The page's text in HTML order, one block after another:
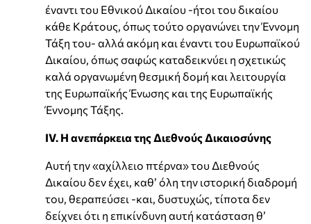
έναντι του Εθνικού Δικαίου -ήτοι του δικαίου
κάθε Κράτους, όπως τούτο οργανώνει την Έννομη
Τάξη του- αλλά ακόμη και έναντι του Ευρωπαϊκού
Δικαίου, όπως σαφώς καταδεικνύει η σχετικώς
καλά οργανωμένη θεσμική δομή και λειτουργία
της Ευρωπαϊκής Ένωσης και της Ευρωπαϊκής
Έννομης Τάξης.
IV. Η ανεπάρκεια της Διεθνούς Δικαιοσύνης
Αυτή την «αχίλλειο πτέρνα» του Διεθνούς
Δικαίου δεν έχει, καθ’ όλη την ιστορική διαδρομή
του, θεραπεύσει -και, δυστυχώς, τίποτα δεν
δείχνει ότι η επικίνδυνη αυτή κατάσταση θ’